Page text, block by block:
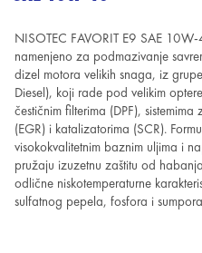
NISOTEC FAVORIT E9 SAE
namenjeno za podmazivanje
dizel motora velikih snaga, iz
Diesel), koji rade pod velikim
čestičnim filterima (DPF),
(EGR) i katalizatorima (SCR).
visokokvalitetnim baznim uljima i
pružaju izuzetnu zaštitu od
odlične niskotemperaturne
sulfatnog pepela, fosfora i